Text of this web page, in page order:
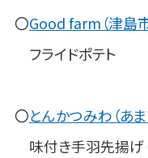
〇Good farm（津島市
フライドポテト
〇とんかつみわ（あま
味付き手羽先揚げ（